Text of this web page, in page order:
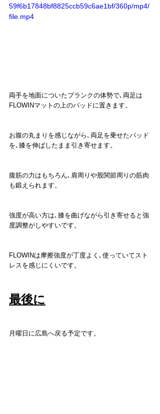
59f6b17848bf8825ccb59c6ae1bf/360p/mp4/
file.mp4
両手を地面についたプランクの体勢で､両足は
FLOWINマットの上のパッドに置きます。
お腹の丸まりを感じながら､両足を乗せたパッド
を､膝を伸ばしたまま引き寄せます。
腹筋の力はもちろん､肩周りや股関節周りの筋肉
も鍛えられます。
強度が高い方は､膝を曲げながら引き寄せると強
度調整がしやすいです。
FLOWINは摩擦強度が丁度よく､使っていてスト
レスを感じにくいです。
最後に
月曜日に広島へ戻る予定です。